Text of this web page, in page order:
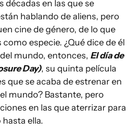
décadas en las que se
hablando de aliens, pero
cine de género, de lo que
especie. ¿Qué dice de él
mundo, entonces, El día de
Day), su quinta película
que se acaba de estrenar en
mundo? Bastante, pero
en las que aterrizar para
ella.